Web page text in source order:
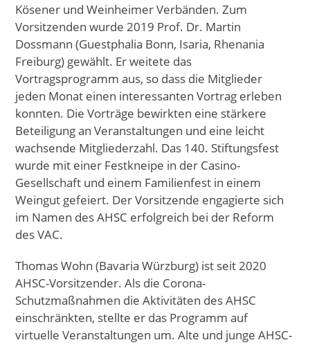
Kösener und Weinheimer Verbänden. Zum
Vorsitzenden wurde 2019 Prof. Dr. Martin
Dossmann (Guestphalia Bonn, Isaria, Rhenania
Freiburg) gewählt. Er weitete das
Vortragsprogramm aus, so dass die Mitglieder
jeden Monat einen interessanten Vortrag erleben
konnten. Die Vorträge bewirkten eine stärkere
Beteiligung an Veranstaltungen und eine leicht
wachsende Mitgliederzahl. Das 140. Stiftungsfest
wurde mit einer Festkneipe in der Casino-
Gesellschaft und einem Familienfest in einem
Weingut gefeiert. Der Vorsitzende engagierte sich
im Namen des AHSC erfolgreich bei der Reform
des VAC.
Thomas Wohn (Bavaria Würzburg) ist seit 2020
AHSC-Vorsitzender. Als die Corona-
Schutzmaßnahmen die Aktivitäten des AHSC
einschränkten, stellte er das Programm auf
virtuelle Veranstaltungen um. Alte und junge AHSC-